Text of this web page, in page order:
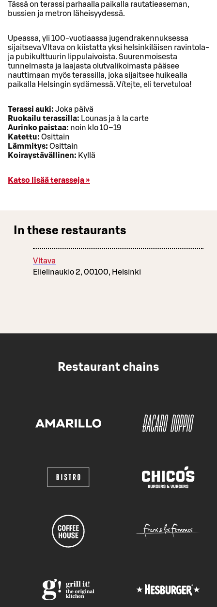
Tässä on terassi parhaalla paikalla rautatieaseman,
bussien ja metron läheisyydessä.
Upeassa, yli 100-vuotiaassa jugendrakennuksessa
sijaitseva Vltava on kiistatta yksi helsinkiläisen ravintola-
ja pubikulttuurin lippulaivoista. Suurenmoisesta
tunnelmasta ja laajasta olutvalikoimasta pääsee
nauttimaan myös terassilla, joka sijaitsee huikealla
paikalla Helsingin sydämessä. Vítejte, eli tervetuloa!
Terassi auki: Joka päivä
Ruokailu terassilla: Lounas ja à la carte
Aurinko paistaa: noin klo 10–19
Katettu: Osittain
Lämmitys: Osittain
Koiraystävällinen: Kyllä
Katso lisää terasseja »
In these restaurants
Vltava
Elielinaukio 2, 00100, Helsinki
Restaurant chains